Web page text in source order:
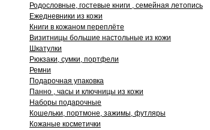
Родословные, гостевые книги , семейная летопись
Ежедневники из кожи
Книги в кожаном переплёте
Визитницы большие настольные из кожи
Шкатулки
Рюкзаки, сумки, портфели
Ремни
Подарочная упаковка
Панно , часы и ключницы из кожи
Наборы подарочные
Кошельки, портмоне, зажимы, футляры
Кожаные косметички